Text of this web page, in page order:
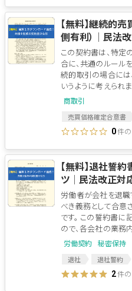
【無料】継続的
側有利）│民法
この契約書は、特
合に、共通のルール
続的取引の場合には
いうように考えられ
商取引
売買価格確定合意書
業務委託
販売
0件
【無料】退社誓
ツ│民法改正対
労働者が会社を退職
べき義務として合意
です。 この誓約書に
ので、各会社の業務
労働契約 秘密保持
退社 退社誓約
退社手続
退社手
2件